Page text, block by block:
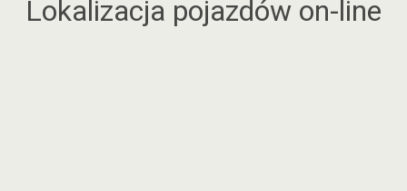
Lokalizacja pojazdów on-line